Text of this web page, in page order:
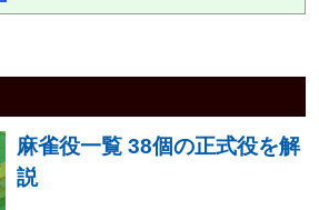
麻雀役一覧 38個の正式役を解
説